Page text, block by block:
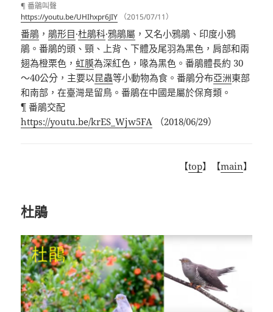
¶ 番鵑叫聲
https://youtu.be/UHIhxpr6JIY （2015/07/11）
番鵑 ，鵑形目·杜鵑科·鴉鵑屬 ，又名小鴉鵑、印度小鴉
鵑。番鵑的頭、頸、上背、下體及尾羽為黑色，肩部和兩
翅為橙栗色，虹膜為深紅色，喙為黑色。番鵑體長約 30
～40公分，主要以昆蟲等小動物為食。番鵑分布亞洲東部
和南部，在臺灣是留鳥。番鵑在中國是屬於保育類。
¶ 番鵑交配
https://youtu.be/krES_Wjw5FA （2018/06/29）
【top】【main】
杜鵑